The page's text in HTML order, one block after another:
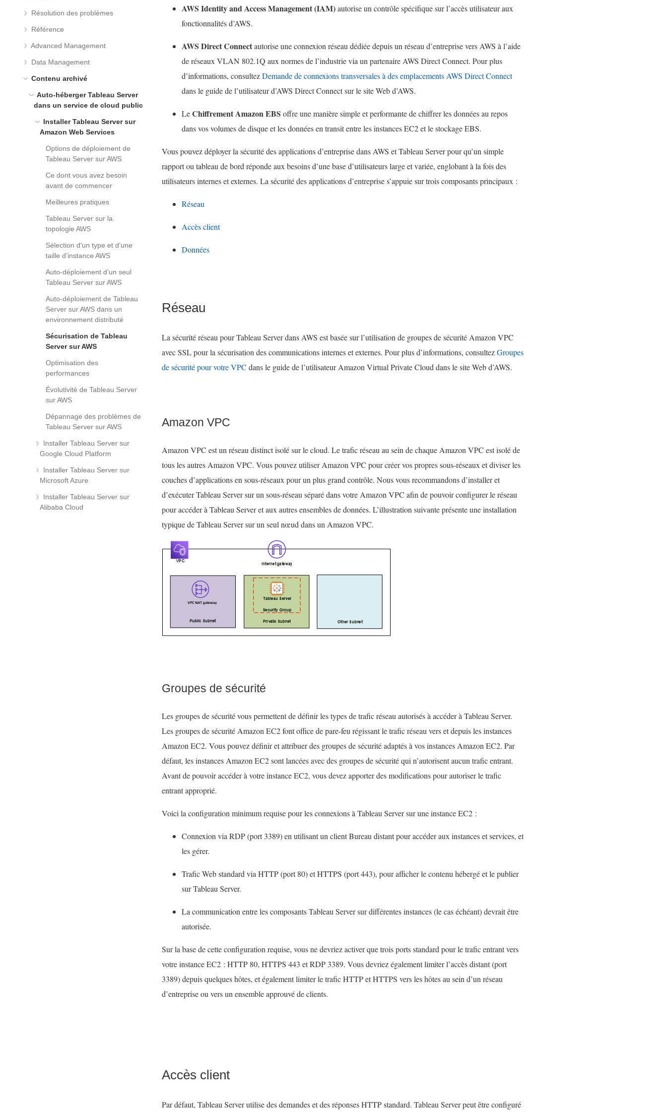
Résolution des problèmes
Référence
Advanced Management
Data Management
Contenu archivé
Auto-héberger Tableau Server
dans un service de cloud public
Installer Tableau Server sur
Amazon Web Services
Options de déploiement de
Tableau Server sur AWS
Ce dont vous avez besoin
avant de commencer
Meilleures pratiques
Tableau Server sur la
topologie AWS
Sélection d’un type et d’une
taille d’instance AWS
Auto-déploiement d’un seul
Tableau Server sur AWS
Auto-déploiement de Tableau
Server sur AWS dans un
environnement distributé
Sécurisation de Tableau
Server sur AWS
Optimisation des
performances
Évolutivité de Tableau Server
sur AWS
Dépannage des problèmes de
Tableau Server sur AWS
Installer Tableau Server sur
Google Cloud Platform
Installer Tableau Server sur
Microsoft Azure
Installer Tableau Server sur
Alibaba Cloud
v
l
e
f
n
ê
r
e
)
n
o
u
v
e
l
l
f
e
n
u
n
o
u
v
e
l
e
f
e
AWS Identity and Access Management (IAM)autorise un contrôle spécifique sur l’accès utilisateur aux
fonctionnalités d’AWS.
AWS Direct Connectautorise une connexion réseau dédiée depuis un réseau d’entreprise vers AWS à l’aide
de réseaux VLAN 802.1Q aux normes de l’industrie via un partenaire AWS Direct Connect. Pour plus
d’informations, consultezDemande de connexions transversales à des emplacements AWS Direct Connect
dans le guide de l’utilisateur d’AWS Direct Connect sur le site Web d’AWS.
LeChiffrement Amazon EBS offre une manière simple et performante de chiffrer les données au repos
dans vos volumes de disque et les données en transit entre les instances EC2 et le stockage EBS.
Vous pouvez déployer la sécurité des applications d’entreprise dans AWS et Tableau Server pour qu’un simple
rapport ou tableau de bord réponde aux besoins d’une base d’utilisateurs large et variée, englobant à la fois des
utilisateurs internes et externes. La sécurité des applications d’entreprise s’appuie sur trois composants principaux :
Réseau
Accès client
Données
Réseau
La sécurité réseau pour Tableau Server dans AWS est basée sur l’utilisation de groupes de sécurité Amazon VPC
avec SSL pour la sécurisation des communications internes et externes. Pour plus d’informations, consultezGroupes
de sécurité pour votre VPC dans le guide de l’utilisateur Amazon Virtual Private Cloud dans le site Web d’AWS.
Amazon VPC
Amazon VPC est un réseau distinct isolé sur le cloud. Le trafic réseau au sein de chaque Amazon VPC est isolé de
tous les autres Amazon VPC. Vous pouvez utiliser Amazon VPC pour créer vos propres sous-réseaux et diviser les
couches d’applications en sous-réseaux pour un plus grand contrôle. Nous vous recommandons d’installer et
d’exécuter Tableau Server sur un sous-réseau séparé dans votre Amazon VPC afin de pouvoir configurer le réseau
pour accéder à Tableau Server et aux autres ensembles de données. L’illustration suivante présente une installation
typique de Tableau Server sur un seul nœud dans un Amazon VPC.
Groupes de sécurité
Les groupes de sécurité vous permettent de définir les types de trafic réseau autorisés à accéder à Tableau Server.
Les groupes de sécurité Amazon EC2 font office de pare-feu régissant le trafic réseau vers et depuis les instances
Amazon EC2. Vous pouvez définir et attribuer des groupes de sécurité adaptés à vos instances Amazon EC2. Par
défaut, les instances Amazon EC2 sont lancées avec des groupes de sécurité qui n’autorisent aucun trafic entrant.
Avant de pouvoir accéder à votre instance EC2, vous devez apporter des modifications pour autoriser le trafic
entrant approprié.
Voici la configuration minimum requise pour les connexions à Tableau Server sur une instance EC2 :
Connexion via RDP (port 3389) en utilisant un client Bureau distant pour accéder aux instances et services, et
les gérer.
Trafic Web standard via HTTP (port 80) et HTTPS (port 443), pour afficher le contenu hébergé et le publier
sur Tableau Server.
La communication entre les composants Tableau Server sur différentes instances (le cas échéant) devrait être
autorisée.
Sur la base de cette configuration requise, vous ne devriez activer que trois ports standard pour le trafic entrant vers
votre instance EC2 : HTTP 80, HTTPS 443 et RDP 3389. Vous devriez également limiter l’accès distant (port
3389) depuis quelques hôtes, et également limiter le trafic HTTP et HTTPS vers les hôtes au sein d’un réseau
d’entreprise ou vers un ensemble approuvé de clients.
Accès client
Par défaut, Tableau Server utilise des demandes et des réponses HTTP standard. Tableau Server peut être configuré